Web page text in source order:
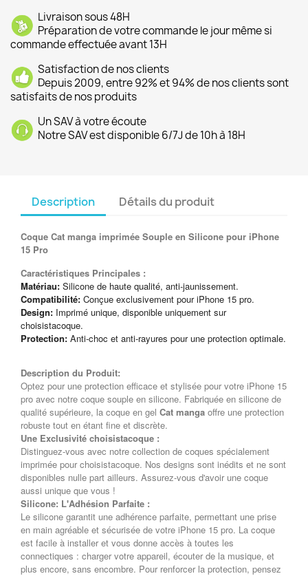
Livraison sous 48H
Préparation de votre commande le jour même si
commande effectuée avant 13H
Satisfaction de nos clients
Depuis 2009, entre 92% et 94% de nos clients sont
satisfaits de nos produits
Un SAV à votre écoute
Notre SAV est disponible 6/7J de 10h à 18H
Description Détails du produit
Coque Cat manga imprimée Souple en Silicone pour iPhone
15 Pro
Caractéristiques Principales :
Matériau: Silicone de haute qualité, anti-jaunissement.
Compatibilité: Conçue exclusivement pour iPhone 15 pro.
Design: Imprimé unique, disponible uniquement sur
choisistacoque.
Protection: Anti-choc et anti-rayures pour une protection optimale.
Description du Produit:
Optez pour une protection efficace et stylisée pour votre iPhone 15
pro avec notre coque souple en silicone. Fabriquée en silicone de
qualité supérieure, la coque en gel Cat manga offre une protection
robuste tout en étant fine et discrète.
Une Exclusivité choisistacoque :
Distinguez-vous avec notre collection de coques spécialement
imprimée pour choisistacoque. Nos designs sont inédits et ne sont
disponibles nulle part ailleurs. Assurez-vous d'avoir une coque
aussi unique que vous !
Silicone: L'Adhésion Parfaite :
Le silicone garantit une adhérence parfaite, permettant une prise
en main agréable et sécurisée de votre iPhone 15 pro. La coque
est facile à installer et vous donne accès à toutes les
connectiques : charger votre appareil, écouter de la musique, et
plus encore, sans encombre. Pour renforcer la protection, pensez